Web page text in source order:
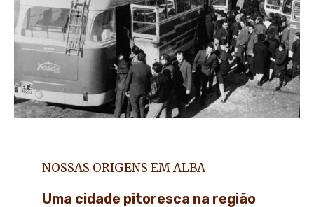
NOSSAS ORIGENS EM ALBA
Uma cidade pitoresca na região